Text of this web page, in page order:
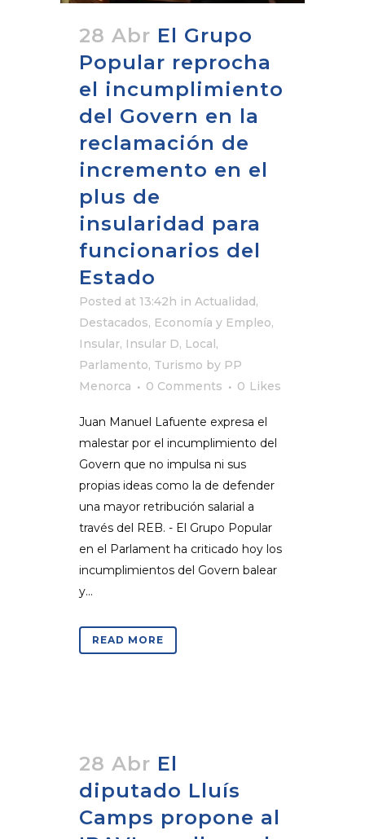
28 Abr El Grupo
Popular reprocha
el incumplimiento
del Govern en la
reclamación de
incremento en el
plus de
insularidad para
funcionarios del
Estado
Posted at 13:42h in Actualidad,
Destacados, Economía y Empleo,
Insular, Insular D, Local,
Parlamento, Turismo by PP
Menorca
0 Comments 0 Likes
Juan Manuel Lafuente expresa el
malestar por el incumplimiento del
Govern que no impulsa ni sus
propias ideas como la de defender
una mayor retribución salarial a
través del REB. - El Grupo Popular
en el Parlament ha criticado hoy los
incumplimientos del Govern balear
y...
READ MORE
28 Abr El
diputado Lluís
Camps propone al